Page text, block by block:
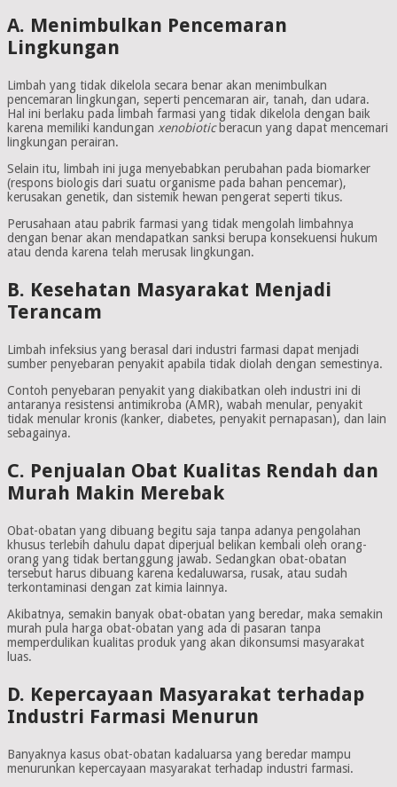
A. Menimbulkan Pencemaran
Lingkungan
Limbah yang tidak dikelola secara benar akan menimbulkan
pencemaran lingkungan, seperti pencemaran air, tanah, dan udara.
Hal ini berlaku pada limbah farmasi yang tidak dikelola dengan baik
karena memiliki kandungan xenobiotic beracun yang dapat mencemari
lingkungan perairan.
Selain itu, limbah ini juga menyebabkan perubahan pada biomarker
(respons biologis dari suatu organisme pada bahan pencemar),
kerusakan genetik, dan sistemik hewan pengerat seperti tikus.
Perusahaan atau pabrik farmasi yang tidak mengolah limbahnya
dengan benar akan mendapatkan sanksi berupa konsekuensi hukum
atau denda karena telah merusak lingkungan.
B. Kesehatan Masyarakat Menjadi
Terancam
Limbah infeksius yang berasal dari industri farmasi dapat menjadi
sumber penyebaran penyakit apabila tidak diolah dengan semestinya.
Contoh penyebaran penyakit yang diakibatkan oleh industri ini di
antaranya resistensi antimikroba (AMR), wabah menular, penyakit
tidak menular kronis (kanker, diabetes, penyakit pernapasan), dan lain
sebagainya.
C. Penjualan Obat Kualitas Rendah dan
Murah Makin Merebak
Obat-obatan yang dibuang begitu saja tanpa adanya pengolahan
khusus terlebih dahulu dapat diperjual belikan kembali oleh orang-
orang yang tidak bertanggung jawab. Sedangkan obat-obatan
tersebut harus dibuang karena kedaluwarsa, rusak, atau sudah
terkontaminasi dengan zat kimia lainnya.
Akibatnya, semakin banyak obat-obatan yang beredar, maka semakin
murah pula harga obat-obatan yang ada di pasaran tanpa
memperdulikan kualitas produk yang akan dikonsumsi masyarakat
luas.
D. Kepercayaan Masyarakat terhadap
Industri Farmasi Menurun
Banyaknya kasus obat-obatan kadaluarsa yang beredar mampu
menurunkan kepercayaan masyarakat terhadap industri farmasi.